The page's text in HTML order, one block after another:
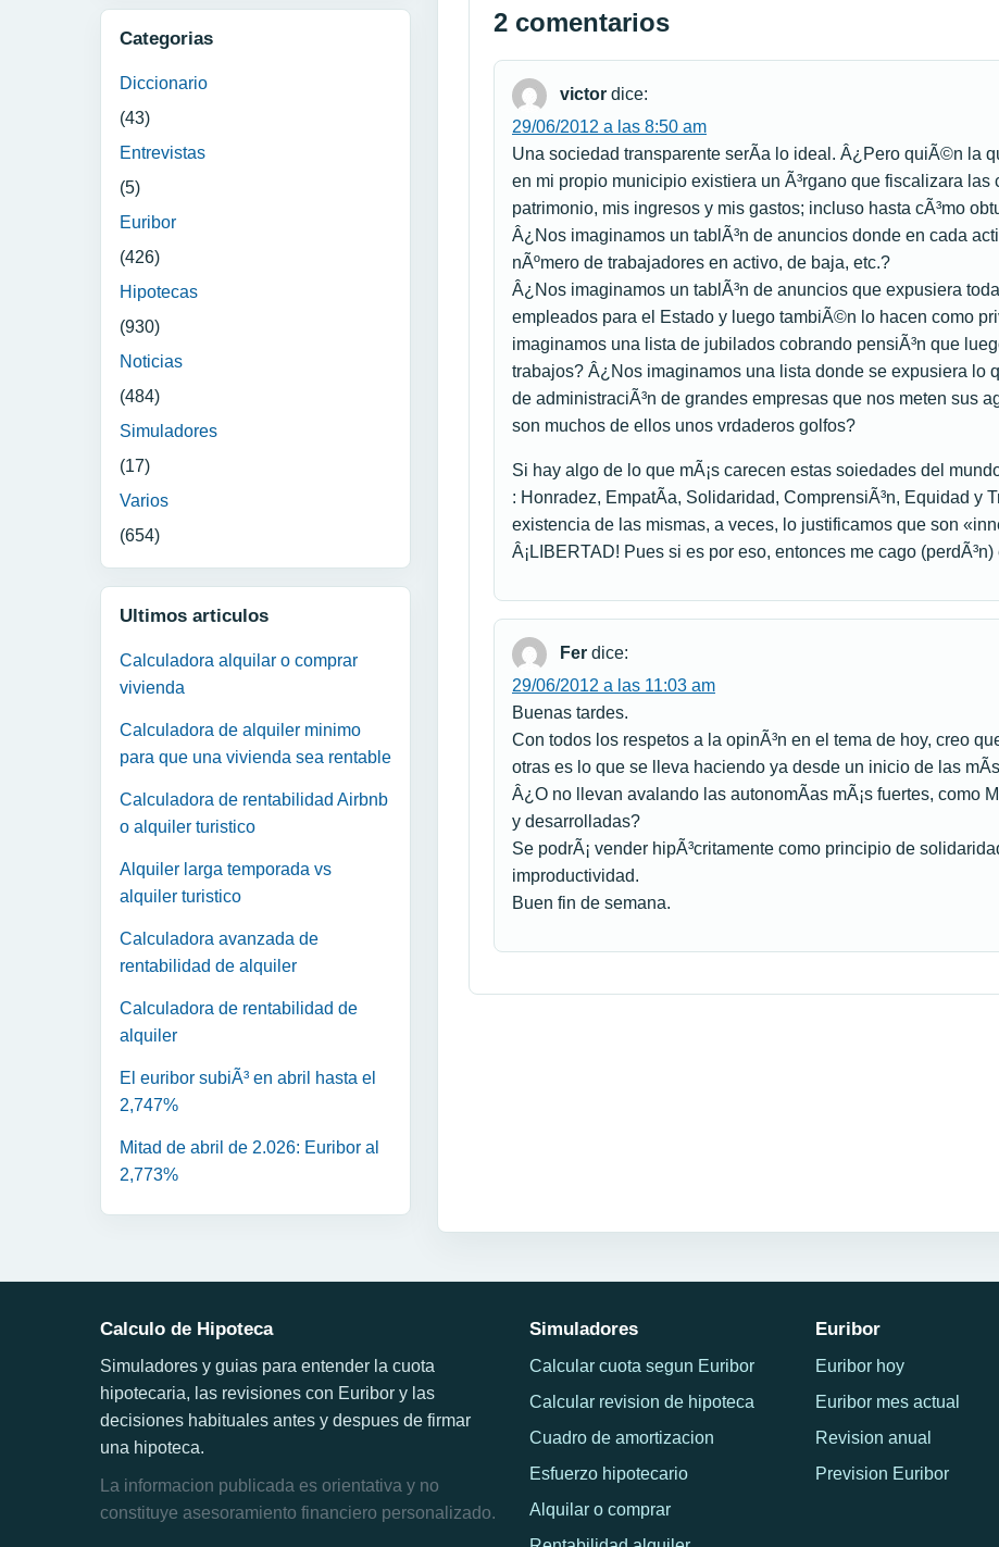
Categorias
Diccionario
(43)
Entrevistas
(5)
Euribor
(426)
Hipotecas
(930)
Noticias
(484)
Simuladores
(17)
Varios
(654)
Ultimos articulos
Calculadora alquilar o comprar
vivienda
Calculadora de alquiler minimo
para que una vivienda sea rentable
Calculadora de rentabilidad Airbnb
o alquiler turistico
Alquiler larga temporada vs
alquiler turistico
Calculadora avanzada de
rentabilidad de alquiler
Calculadora de rentabilidad de
alquiler
El euribor subiÃ³ en abril hasta el
2,747%
Mitad de abril de 2.026: Euribor al
2,773%
2 comentarios
victor dice:
29/06/2012 a las 8:50 am
Una sociedad transparente serÃ­a lo ideal. Â¿Pero quiÃ©n la
en mi propio municipio existiera un Ã³rgano que fiscalizara las
patrimonio, mis ingresos y mis gastos; incluso hasta cÃ³mo
Â¿Nos imaginamos un tablÃ³n de anuncios donde en cada
nÃºmero de trabajadores en activo, de baja, etc.?
Â¿Nos imaginamos un tablÃ³n de anuncios que expusiera
empleados para el Estado y luego tambiÃ©n lo hacen como
imaginamos una lista de jubilados cobrando pensiÃ³n que
trabajos? Â¿Nos imaginamos una lista donde se expusiera lo
de administraciÃ³n de grandes empresas que nos meten sus
son muchos de ellos unos vrdaderos golfos?
Si hay algo de lo que mÃ¡s carecen estas soiedades del
: Honradez, EmpatÃ­a, Solidaridad, ComprensiÃ³n, Equidad y
existencia de las mismas, a veces, lo justificamos que son
Â¡LIBERTAD! Pues si es por eso, entonces me cago
Fer dice:
29/06/2012 a las 11:03 am
Buenas tardes.
Con todos los respetos a la opinÃ³n en el tema de hoy, creo
otras es lo que se lleva haciendo ya desde un inicio de las
Â¿O no llevan avalando las autonomÃ­as mÃ¡s fuertes, como
y desarrolladas?
Se podrÃ¡ vender hipÃ³critamente como principio de
improductividad.
Buen fin de semana.
Calculo de Hipoteca
Simuladores y guias para entender la cuota
hipotecaria, las revisiones con Euribor y las
decisiones habituales antes y despues de firmar
una hipoteca.
La informacion publicada es orientativa y no
constituye asesoramiento financiero personalizado.
Simuladores
Calcular cuota segun Euribor
Calcular revision de hipoteca
Cuadro de amortizacion
Esfuerzo hipotecario
Alquilar o comprar
Euribor
Euribor hoy
Euribor mes actual
Revision anual
Prevision Euribor